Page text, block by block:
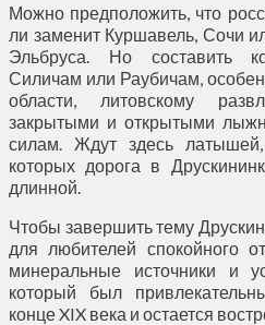
Можно предположить, что
ли заменит Куршавель, Сочи
Эльбруса. Но составить
Силичам или Раубичам,
области, литовскому
закрытыми и открытыми
силам. Ждут здесь
которых дорога в
длинной.
Чтобы завершить тему
для любителей спокойного
минеральные источники и
который был
конце XIX века и остается